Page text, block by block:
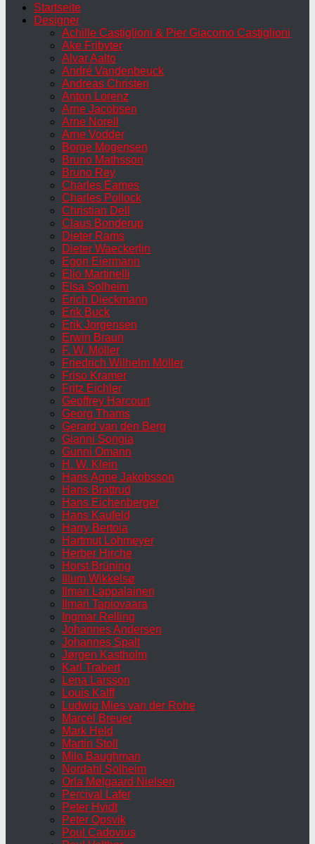
Startseite
Designer
Achille Castiglioni & Pier Giacomo Castiglioni
Ake Fribyter
Alvar Aalto
André Vandenbeuck
Andreas Christen
Anton Lorenz
Arne Jacobsen
Arne Norell
Arne Vodder
Borge Mogensen
Bruno Mathsson
Bruno Rey
Charles Eames
Charles Pollock
Christian Dell
Claus Bonderup
Dieter Rams
Dieter Waeckerlin
Egon Eiermann
Elio Martinelli
Elsa Solheim
Erich Dieckmann
Erik Buck
Erik Jorgensen
Erwin Braun
F. W. Möller
Friedrich Wilhelm Möller
Friso Kramer
Fritz Eichler
Geoffrey Harcourt
Georg Thams
Gerard van den Berg
Gianni Songia
Gunni Omann
H. W. Klein
Hans Agne Jakobsson
Hans Brattrud
Hans Eichenberger
Hans Kaufeld
Harry Bertoia
Hartmut Lohmeyer
Herber Hirche
Horst Brüning
Illum Wikkelsø
Ilmari Lappalainen
Ilmari Tapiovaara
Ingmar Relling
Johannes Andersen
Johannes Spalt
Jørgen Kastholm
Karl Trabert
Lena Larsson
Louis Kalff
Ludwig Mies van der Rohe
Marcel Breuer
Mark Held
Martin Stoll
Milo Baughman
Nordahl Solheim
Orla Mølgaard Nielsen
Percival Lafer
Peter Hvidt
Peter Opsvik
Poul Cadovius